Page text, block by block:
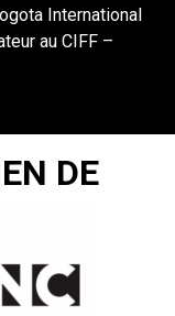
International
au CIFF –
DE